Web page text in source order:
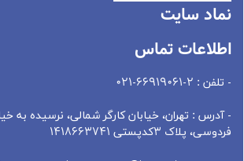
نماد سايت
اطلاعات تماس
- تلفن : 2-66919061-021
- آدرس : تهران، خيابان کارگر شمالی، نرسيده به
فردوسی، پلاک 3کدپستی 1418663741